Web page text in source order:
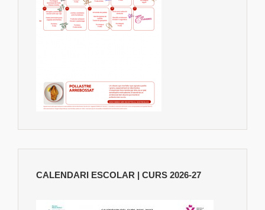
CALENDARI ESCOLAR | CURS 2026-27